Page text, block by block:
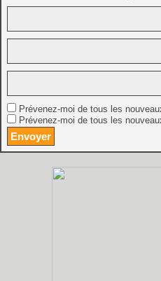
Prévenez-moi de tous les
Prévenez-moi de tous les